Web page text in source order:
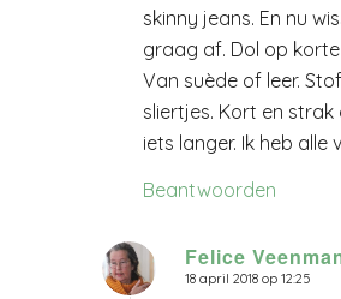
skinny jeans. En nu
graag af. Dol op
Van suède of leer.
sliertjes. Kort en strak
iets langer. Ik heb alle
Beantwoorden
Felice
zegt:
18 april 2018 op 12:25